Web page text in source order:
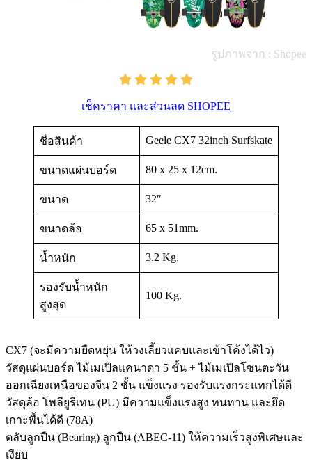
รูปภาพจาก : Shopee
เช็คราคา และส่วนลด SHOPEE
ชื่อสินค้า Geele CX7 32inch Surfskate
ขนาดแผ่นบอร์ด 80 x 25 x 12cm.
ขนาด 32″
ขนาดล้อ 65 x 51mm.
น้ำหนัก 3.2 Kg.
รองรับน้ำหนัก
สูงสุด
100 Kg.
CX7 (จะมีความยืดหยุ่น ให้วงเลี้ยวแคบและเข้าโค้งได้ไว)
วัสดุแผ่นบอร์ด ไม้เมเปิลแคนาดา 5 ชั้น + ไม้เมเปิลโซนตะวัน
ออกเฉียงเหนือของจีน 2 ชั้น แข็งแรง รองรับแรงกระแทกได้ดี
วัสดุล้อ โพลียูรีเทน (PU) มีความแข็งแรงสูง ทนทาน และยึด
เกาะพื้นได้ดี (78A)
ตลับลูกปืน (Bearing) ลูกปืน (ABEC-11) ให้ความเร็วสูงพิเศษและ
เงียบ